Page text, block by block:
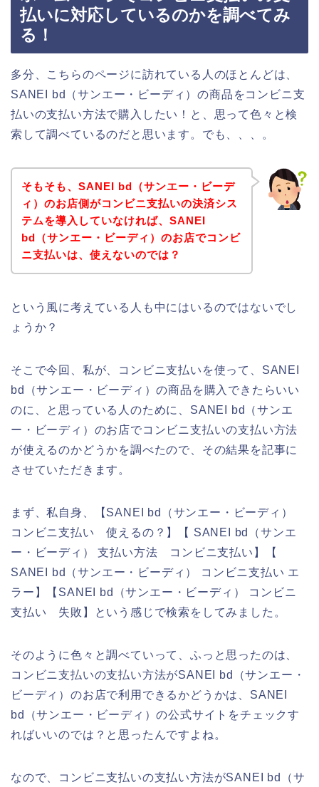
払いに対応しているのかを調べてみ
る！
多分、こちらのページに訪れている人のほとんどは、
SANEI bd（サンエー・ビーディ）の商品をコンビニ支
払いの支払い方法で購入したい！と、思って色々と検
索して調べているのだと思います。でも、、、。
そもそも、SANEI bd（サンエー・ビーデ
ィ）のお店側がコンビニ支払いの決済シス
テムを導入していなければ、SANEI
bd（サンエー・ビーディ）のお店でコンビ
ニ支払いは、使えないのでは？
という風に考えている人も中にはいるのではないでし
ょうか？
そこで今回、私が、コンビニ支払いを使って、SANEI
bd（サンエー・ビーディ）の商品を購入できたらいい
のに、と思っている人のために、SANEI bd（サンエ
ー・ビーディ）のお店でコンビニ支払いの支払い方法
が使えるのかどうかを調べたので、その結果を記事に
させていただきます。
まず、私自身、【SANEI bd（サンエー・ビーディ）
コンビニ支払い 使えるの？】【 SANEI bd（サンエ
ー・ビーディ） 支払い方法 コンビニ支払い】【
SANEI bd（サンエー・ビーディ） コンビニ支払い エ
ラー】【SANEI bd（サンエー・ビーディ） コンビニ
支払い 失敗】という感じで検索をしてみました。
そのように色々と調べていって、ふっと思ったのは、
コンビニ支払いの支払い方法がSANEI bd（サンエー・
ビーディ）のお店で利用できるかどうかは、SANEI
bd（サンエー・ビーディ）の公式サイトをチェックす
ればいいのでは？と思ったんですよね。
なので、コンビニ支払いの支払い方法がSANEI bd（サ